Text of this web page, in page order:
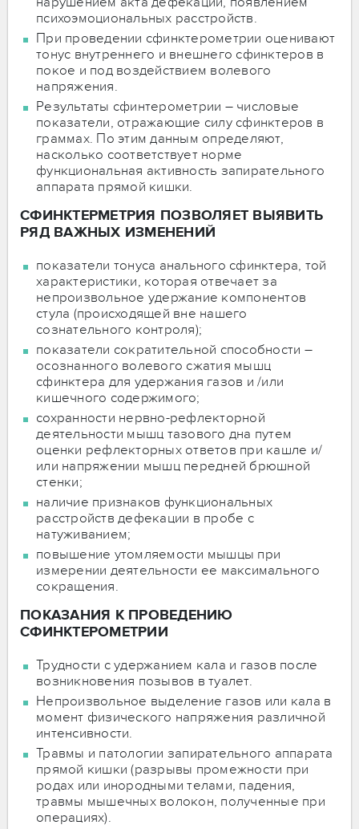
психоэмоциональных расстройств.
При проведении сфинктерометрии оценивают
тонус внутреннего и внешнего сфинктеров в
покое и под воздействием волевого
напряжения.
Результаты сфинтерометрии – числовые
показатели, отражающие силу сфинктеров в
граммах. По этим данным определяют,
насколько соответствует норме
функциональная активность запирательного
аппарата прямой кишки.
СФИНКТЕРМЕТРИЯ ПОЗВОЛЯЕТ ВЫЯВИТЬ
РЯД ВАЖНЫХ ИЗМЕНЕНИЙ
показатели тонуса анального сфинктера, той
характеристики, которая отвечает за
непроизвольное удержание компонентов
стула (происходящей вне нашего
сознательного контроля);
показатели сократительной способности –
осознанного волевого сжатия мышц
сфинктера для удержания газов и /или
кишечного содержимого;
сохранности нервно-рефлекторной
деятельности мышц тазового дна путем
оценки рефлекторных ответов при кашле и/
или напряжении мышц передней брюшной
стенки;
наличие признаков функциональных
расстройств дефекации в пробе с
натуживанием;
повышение утомляемости мышцы при
измерении деятельности ее максимального
сокращения.
ПОКАЗАНИЯ К ПРОВЕДЕНИЮ
СФИНКТЕРОМЕТРИИ
Трудности с удержанием кала и газов после
возникновения позывов в туалет.
Непроизвольное выделение газов или кала в
момент физического напряжения различной
интенсивности.
Травмы и патологии запирательного аппарата
прямой кишки (разрывы промежности при
родах или инородными телами, падения,
травмы мышечных волокон, полученные при
операциях).